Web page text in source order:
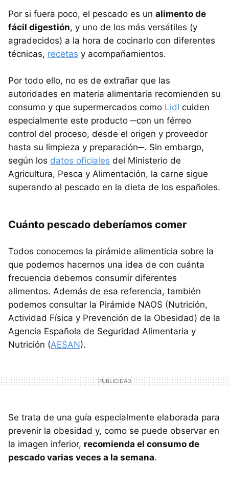
Por si fuera poco, el pescado es un alimento de
fácil digestión, y uno de los más versátiles (y
agradecidos) a la hora de cocinarlo con diferentes
técnicas, recetas y acompañamientos.
Por todo ello, no es de extrañar que las
autoridades en materia alimentaria recomienden su
consumo y que supermercados como Lidl cuiden
especialmente este producto ─con un férreo
control del proceso, desde el origen y proveedor
hasta su limpieza y preparación─. Sin embargo,
según los datos oficiales del Ministerio de
Agricultura, Pesca y Alimentación, la carne sigue
superando al pescado en la dieta de los españoles.
Cuánto pescado deberíamos comer
Todos conocemos la pirámide alimenticia sobre la
que podemos hacernos una idea de con cuánta
frecuencia debemos consumir diferentes
alimentos. Además de esa referencia, también
podemos consultar la Pirámide NAOS (Nutrición,
Actividad Física y Prevención de la Obesidad) de la
Agencia Española de Seguridad Alimentaria y
Nutrición (AESAN).
Se trata de una guía especialmente elaborada para
prevenir la obesidad y, como se puede observar en
la imagen inferior, recomienda el consumo de
pescado varias veces a la semana.